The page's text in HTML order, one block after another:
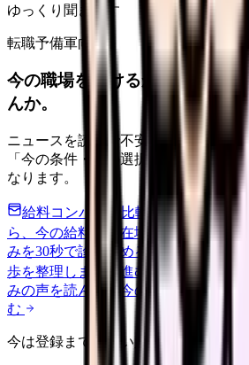
ゆっくり聞きます
転職予備軍向け
今の職場を続けるか、条件を比
んか。
ニュースを読んで不安が強くなった
「今の条件・他の選択肢・相談先」
なります。
給料コンパスで比較する 地域・経
ら、今の給料の現在地を確認できま
みを30秒で診断辞めるべきか迷う前
歩を整理します。 進む 匿名掲示
みの声を読んで、今の職場だけの問題
む
今は登録までしない人向け: 希望条件